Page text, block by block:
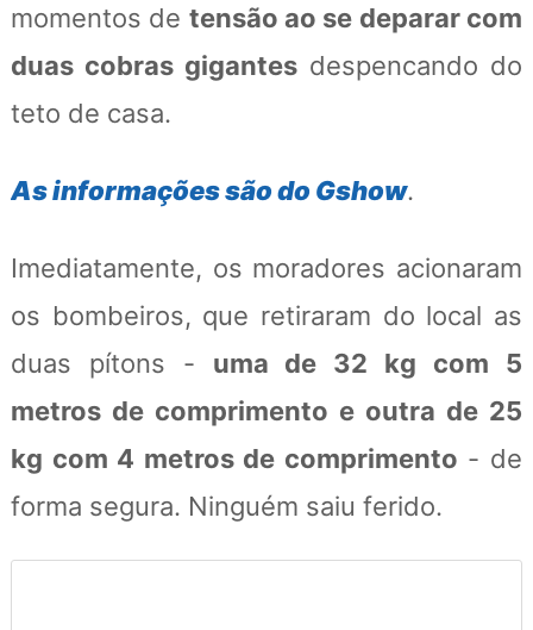
momentos de tensão ao se deparar com
duas cobras gigantes despencando do
teto de casa.
As informações são do Gshow.
Imediatamente, os moradores acionaram
os bombeiros, que retiraram do local as
duas pítons - uma de 32 kg com 5
metros de comprimento e outra de 25
kg com 4 metros de comprimento - de
forma segura. Ninguém saiu ferido.